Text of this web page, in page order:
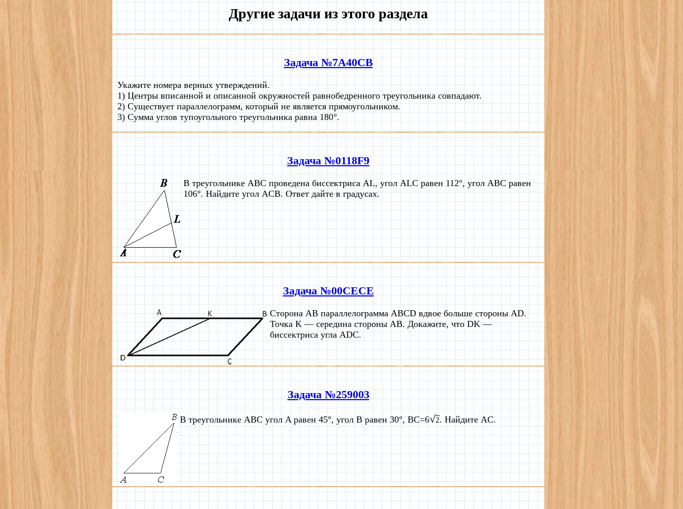
Другие задачи из этого раздела
Задача №7A40CB
Укажите номера верных утверждений.
1) Центры вписанной и описанной окружностей равнобедренного треугольника совпадают.
2) Существует параллелограмм, который не является прямоугольником.
3) Сумма углов тупоугольного треугольника равна 180°.
Задача №0118F9
В треугольнике ABC проведена биссектриса AL, угол ALC равен 112°, угол ABC равен
106°. Найдите угол ACB. Ответ дайте в градусах.
Задача №00CECE
Сторона AB параллелограмма ABCD вдвое больше стороны AD.
Точка K — середина стороны AB. Докажите, что DK —
биссектриса угла ADC.
Задача №259003
В треугольнике ABC угол A равен 45°, угол B равен 30°, BC=6√2. Найдите AC.